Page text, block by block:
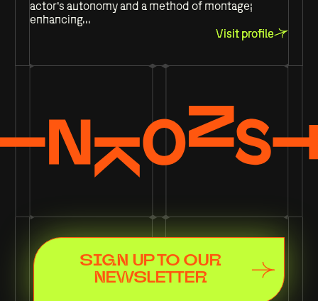
actor's autonomy and a method of montage;
enhancing...
Visit profile
SIGN UP TO OUR
NEWSLETTER